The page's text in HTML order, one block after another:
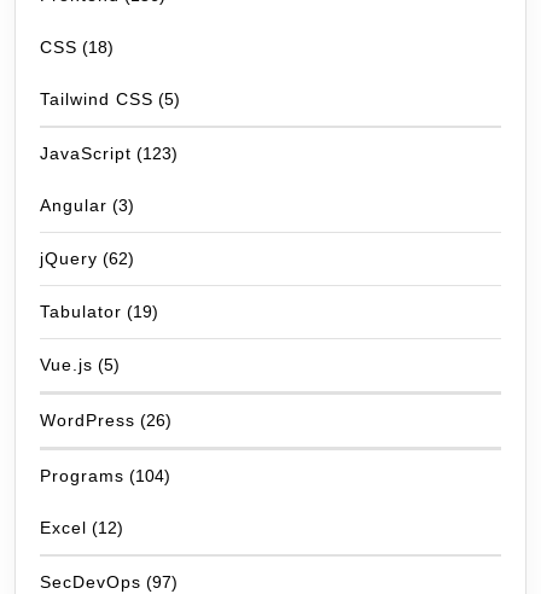
CSS (18)
Tailwind CSS (5)
JavaScript (123)
Angular (3)
jQuery (62)
Tabulator (19)
Vue.js (5)
WordPress (26)
Programs (104)
Excel (12)
SecDevOps (97)